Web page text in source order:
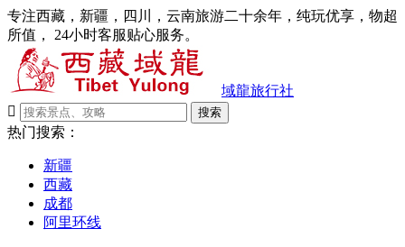
专注西藏，新疆，四川，云南旅游二十余年，纯玩优享，物超
所值， 24小时客服贴心服务。
域龍旅行社

搜索
热门搜索：
新疆
西藏
成都
阿里环线